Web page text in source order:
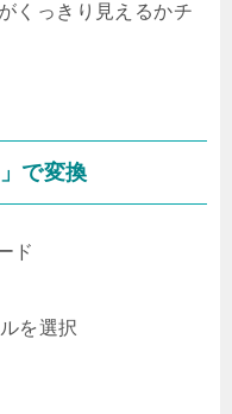
くっきり見えるかチ
で変換
ド
を選択